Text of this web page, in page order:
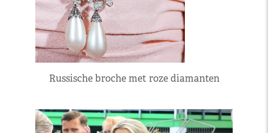
Russische broche met roze diamanten